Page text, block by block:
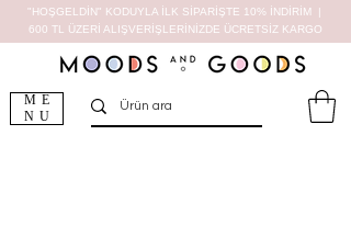
ME
NU
"HOŞGELDİN" KODUYLA İLK SİPARİŞTE 10% İNDİRİM |
600 TL ÜZERİ ALIŞVERİŞLERİNİZDE ÜCRETSİZ KARGO